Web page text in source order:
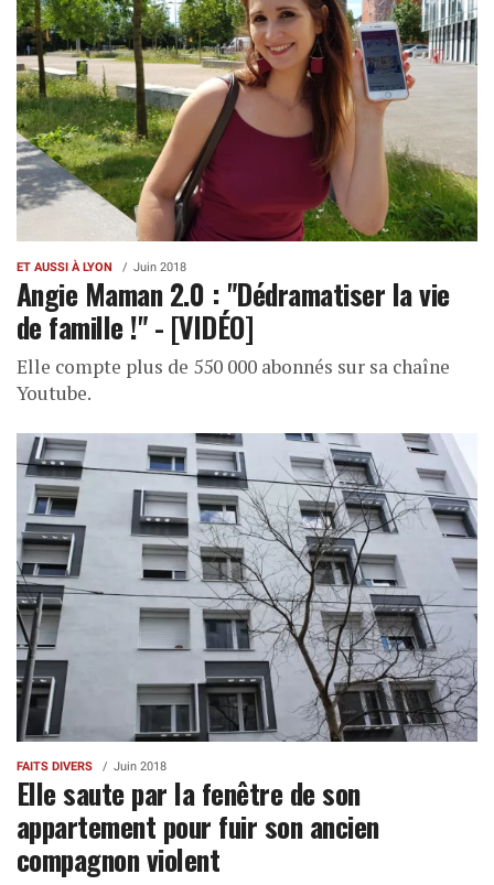
ET AUSSI À LYON Juin 2018
Angie Maman 2.0 : "Dédramatiser la vie
de famille !" - [VIDÉO]
Elle compte plus de 550 000 abonnés sur sa chaîne
Youtube.
FAITS DIVERS Juin 2018
Elle saute par la fenêtre de son
appartement pour fuir son ancien
compagnon violent